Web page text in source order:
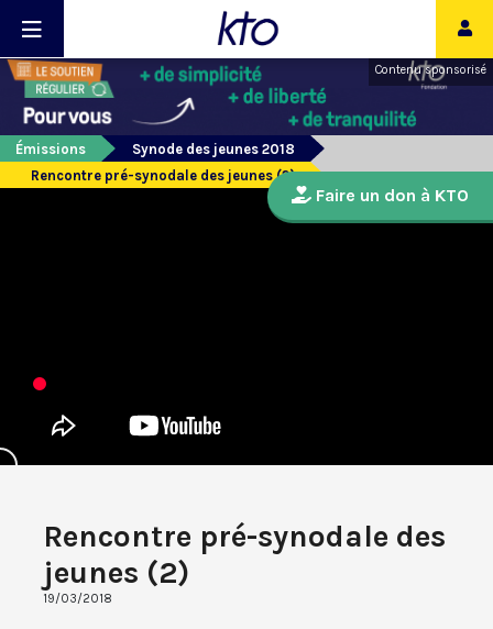
Contenu sponsorisé
Émissions
Synode des jeunes 2018
Rencontre pré-synodale des jeunes (2)
Rencontre pré-synodale des
jeunes (2)
19/03/2018
Faire un don à KTO